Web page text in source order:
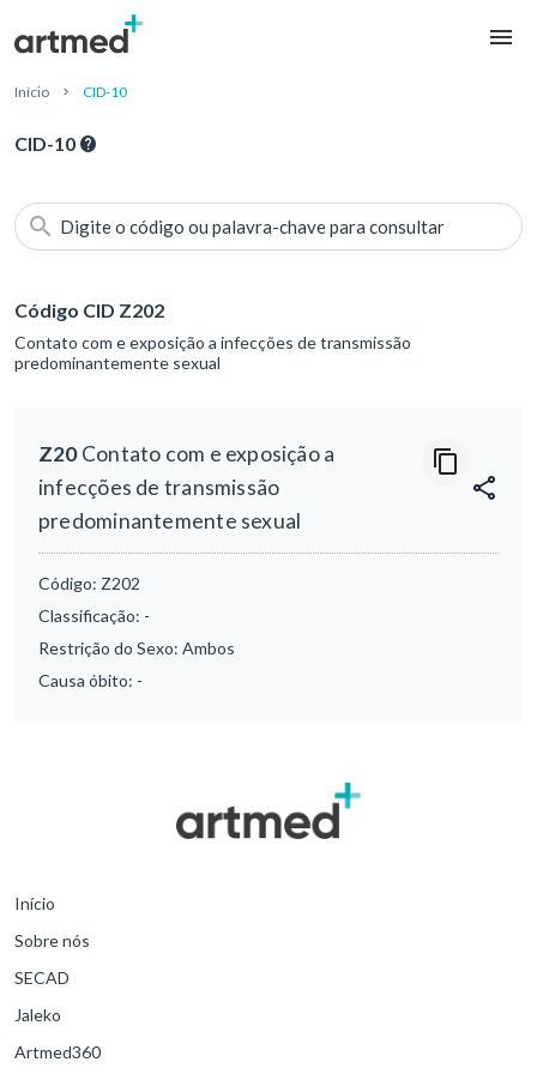
Início CID-10
CID-10
Digite o código ou palavra-chave para consultar
Código CID Z202
Contato com e exposição a infecções de transmissão
predominantemente sexual
Z20Contato com e exposição a
infecções de transmissão
predominantemente sexual
Código: Z202
Classificação: -
Restrição do Sexo: Ambos
Causa óbito: -
Início
Sobre nós
SECAD
Jaleko
Artmed360